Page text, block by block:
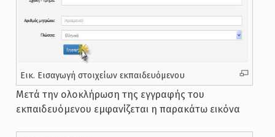
Εικ. Εισαγωγή στοιχείων εκπαιδευόμενου
Μετά την ολοκλήρωση της εγγραφής του
εκπαιδευόμενου εμφανίζεται η παρακάτω εικόνα